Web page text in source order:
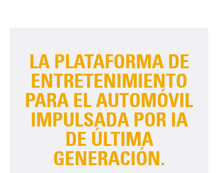
LA PLATAFORMA DE
ENTRETENIMIENTO
PARA EL AUTOMÓVIL
IMPULSADA POR IA
DE ÚLTIMA
GENERACIÓN.